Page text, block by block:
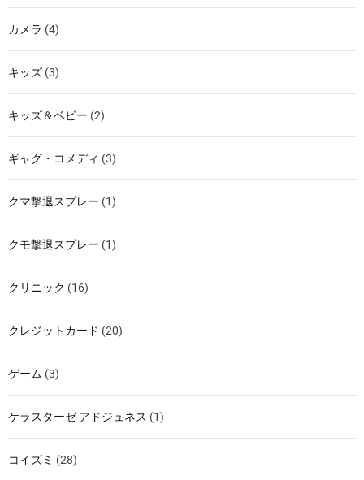
カメラ (4)
キッズ (3)
キッズ＆ベビー (2)
ギャグ・コメディ (3)
クマ撃退スプレー (1)
クモ撃退スプレー (1)
クリニック (16)
クレジットカード (20)
ゲーム (3)
ケラスターゼ アドジュネス (1)
コイズミ (28)